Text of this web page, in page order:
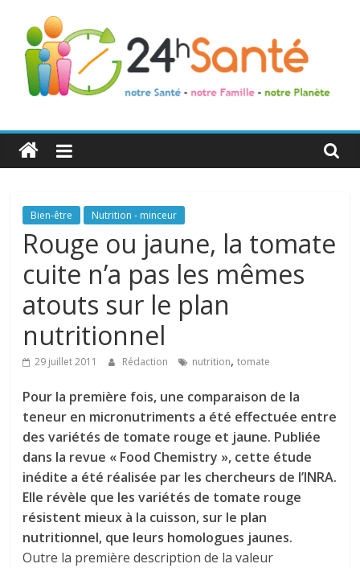
24h
Santé
La
santé
toute
famille
Bien-être Nutrition - minceur
Rouge ou jaune, la tomate
cuite n’a pas les mêmes
atouts sur le plan
nutritionnel
29 juillet 2011 Rédaction nutrition,tomate
Pour la première fois, une comparaison de la
teneur en micronutriments a été effectuée entre
des variétés de tomate rouge et jaune. Publiée
dans la revue « Food Chemistry », cette étude
inédite a été réalisée par les chercheurs de l’INRA.
Elle révèle que les variétés de tomate rouge
résistent mieux à la cuisson, sur le plan
nutritionnel, que leurs homologues jaunes.
Outre la première description de la valeur